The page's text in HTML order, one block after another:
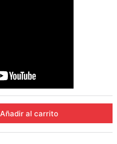
Añadir al carrito